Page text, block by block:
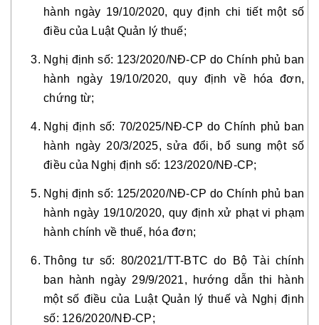
hành ngày 19/10/2020, quy định chi tiết một số
điều của Luật Quản lý thuế;
Nghị định số: 123/2020/NĐ-CP do Chính phủ ban
hành ngày 19/10/2020, quy định về hóa đơn,
chứng từ;
Nghị định số: 70/2025/NĐ-CP do Chính phủ ban
hành ngày 20/3/2025, sửa đổi, bổ sung một số
điều của Nghị định số: 123/2020/NĐ-CP;
Nghị định số: 125/2020/NĐ-CP do Chính phủ ban
hành ngày 19/10/2020, quy định xử phạt vi phạm
hành chính về thuế, hóa đơn;
Thông tư số: 80/2021/TT-BTC do Bộ Tài chính
ban hành ngày 29/9/2021, hướng dẫn thi hành
một số điều của Luật Quản lý thuế và Nghị định
số: 126/2020/NĐ-CP;